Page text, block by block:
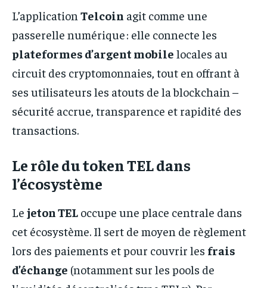
L’application Telcoin agit comme une
passerelle numérique : elle connecte les
plateformes d’argent mobile locales au
circuit des cryptomonnaies, tout en offrant à
ses utilisateurs les atouts de la blockchain –
sécurité accrue, transparence et rapidité des
transactions.
Le rôle du token TEL dans
l’écosystème
Le jeton TEL occupe une place centrale dans
cet écosystème. Il sert de moyen de règlement
lors des paiements et pour couvrir les frais
d’échange (notamment sur les pools de